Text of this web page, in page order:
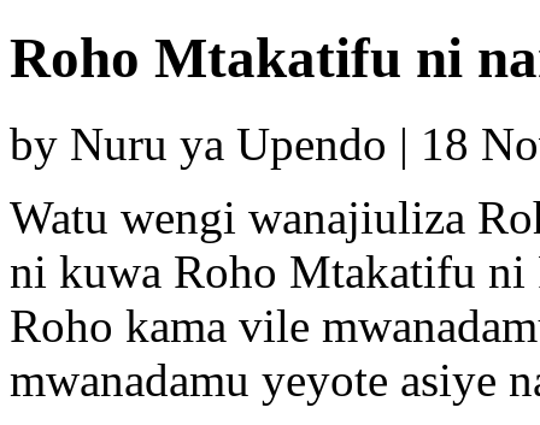
Roho Mtakatifu ni
by Nuru ya Upendo | 18
Watu wengi wanajiuliza
ni kuwa Roho Mtakatifu ni
Roho kama vile
mwanadamu yeyote asiye